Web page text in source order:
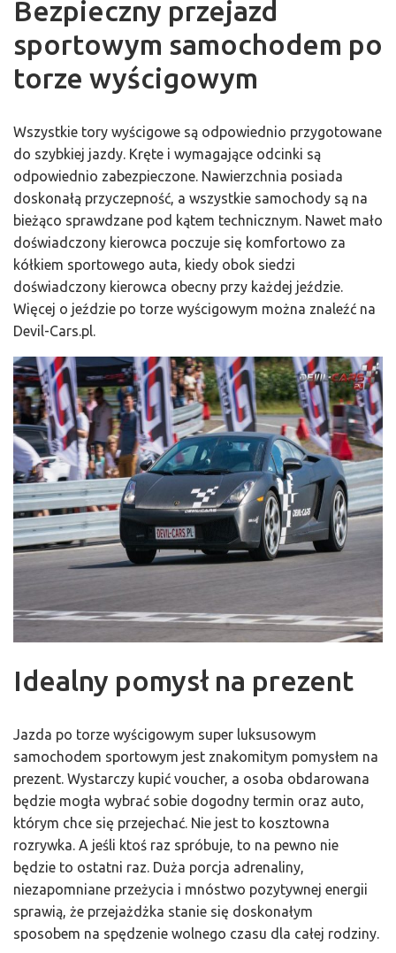
Bezpieczny przejazd
sportowym samochodem po
torze wyścigowym
Wszystkie tory wyścigowe są odpowiednio przygotowane
do szybkiej jazdy. Kręte i wymagające odcinki są
odpowiednio zabezpieczone. Nawierzchnia posiada
doskonałą przyczepność, a wszystkie samochody są na
bieżąco sprawdzane pod kątem technicznym. Nawet mało
doświadczony kierowca poczuje się komfortowo za
kółkiem sportowego auta, kiedy obok siedzi
doświadczony kierowca obecny przy każdej jeździe.
Więcej o jeździe po torze wyścigowym można znaleźć na
Devil-Cars.pl.
Idealny pomysł na prezent
Jazda po torze wyścigowym super luksusowym
samochodem sportowym jest znakomitym pomysłem na
prezent. Wystarczy kupić voucher, a osoba obdarowana
będzie mogła wybrać sobie dogodny termin oraz auto,
którym chce się przejechać. Nie jest to kosztowna
rozrywka. A jeśli ktoś raz spróbuje, to na pewno nie
będzie to ostatni raz. Duża porcja adrenaliny,
niezapomniane przeżycia i mnóstwo pozytywnej energii
sprawią, że przejażdżka stanie się doskonałym
sposobem na spędzenie wolnego czasu dla całej rodziny.